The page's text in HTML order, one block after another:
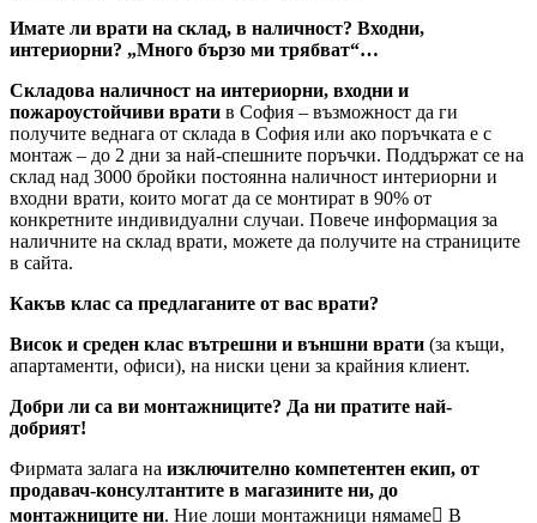
Имате ли врати на склад, в наличност? Входни,
интериорни? „Много бързо ми трябват“…
Складова наличност на интериорни, входни и
пожароустойчиви врати в София – възможност да ги
получите веднага от склада в София или ако поръчката е с
монтаж – до 2 дни за най-спешните поръчки. Поддържат се на
склад над 3000 бройки постоянна наличност интериорни и
входни врати, които могат да се монтират в 90% от
конкретните индивидуални случаи. Повече информация за
наличните на склад врати, можете да получите на страниците
в сайта.
Какъв клас са предлаганите от вас врати?
Висок и среден клас вътрешни и външни врати (за къщи,
апартаменти, офиси), на ниски цени за крайния клиент.
Добри ли са ви монтажниците? Да ни пратите най-
добрият!
Фирмата залага на изключително компетентен екип, от
продавач-консултантите в магазините ни, до
монтажниците ни. Ние лоши монтажници нямаме В